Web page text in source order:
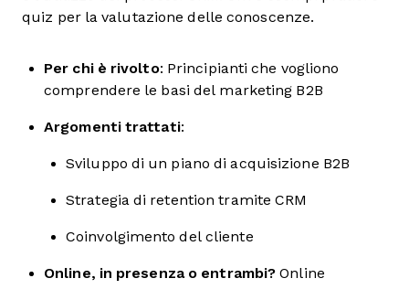
quiz per la valutazione delle conoscenze.
Per chi è rivolto: Principianti che vogliono
comprendere le basi del marketing B2B
Argomenti trattati:
Sviluppo di un piano di acquisizione B2B
Strategia di retention tramite CRM
Coinvolgimento del cliente
Online, in presenza o entrambi? Online